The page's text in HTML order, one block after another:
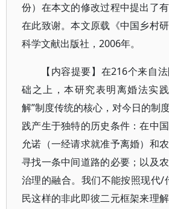
份）在本文的修改过程中提出了
在此致谢。本文原载《中国乡村
科学文献出版社，2006年。
【内容提要】在216个来自
础之上，本研究表明离婚法实
解”制度传统的核心，对今日的制
践产生于独特的历史条件：在中
允诺（一经请求就准予离婚）和
寻找一条中间道路的必要；以及
治理的融合。我们不能按照现代/
民这样的非此即彼二元框架来理